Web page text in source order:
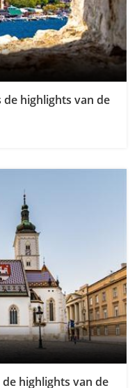
de highlights van de
highlights van de